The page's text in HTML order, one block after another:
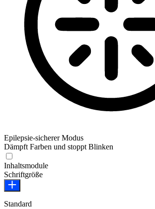
Epilepsie-sicherer Modus
Dämpft Farben und stoppt Blinken
Inhaltsmodule
Schriftgröße
Standard